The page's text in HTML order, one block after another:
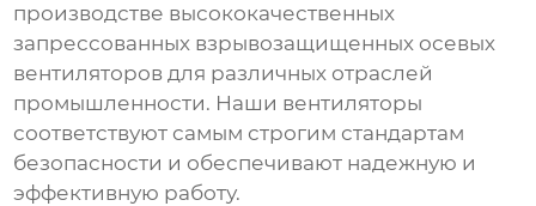
производстве высококачественных
запрессованных взрывозащищенных осевых
вентиляторов для различных отраслей
промышленности. Наши вентиляторы
соответствуют самым строгим стандартам
безопасности и обеспечивают надежную и
эффективную работу.